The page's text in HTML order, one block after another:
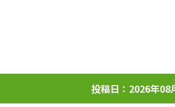
投稿日：2026年08